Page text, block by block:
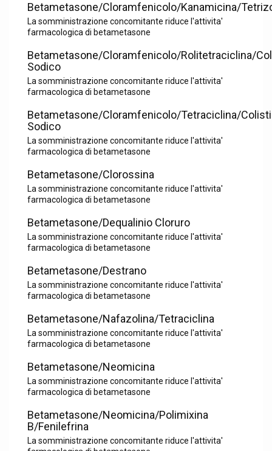
Betametasone/Cloramfenicolo/Kanamicina/
La somministrazione concomitante riduce l'attivita'
farmacologica di betametasone
Betametasone/Cloramfenicolo/Rolitetraciclina/
Sodico
La somministrazione concomitante riduce l'attivita'
farmacologica di betametasone
Betametasone/Cloramfenicolo/Tetraciclina/
Sodico
La somministrazione concomitante riduce l'attivita'
farmacologica di betametasone
Betametasone/Clorossina
La somministrazione concomitante riduce l'attivita'
farmacologica di betametasone
Betametasone/Dequalinio Cloruro
La somministrazione concomitante riduce l'attivita'
farmacologica di betametasone
Betametasone/Destrano
La somministrazione concomitante riduce l'attivita'
farmacologica di betametasone
Betametasone/Nafazolina/Tetraciclina
La somministrazione concomitante riduce l'attivita'
farmacologica di betametasone
Betametasone/Neomicina
La somministrazione concomitante riduce l'attivita'
farmacologica di betametasone
Betametasone/Neomicina/Polimixina
B/Fenilefrina
La somministrazione concomitante riduce l'attivita'